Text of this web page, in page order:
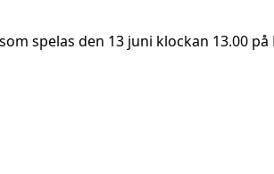
spelas den 13 juni klockan 13.00